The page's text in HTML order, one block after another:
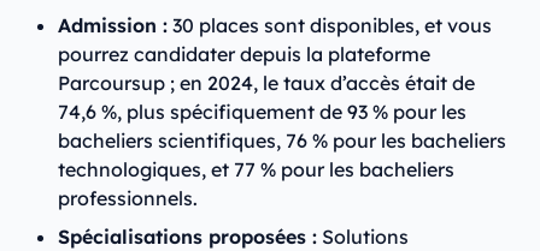
Admission : 30 places sont disponibles, et vous
pourrez candidater depuis la plateforme
Parcoursup ; en 2024, le taux d’accès était de
74,6 %, plus spécifiquement de 93 % pour les
bacheliers scientifiques, 76 % pour les bacheliers
technologiques, et 77 % pour les bacheliers
professionnels.
Spécialisations proposées : Solutions